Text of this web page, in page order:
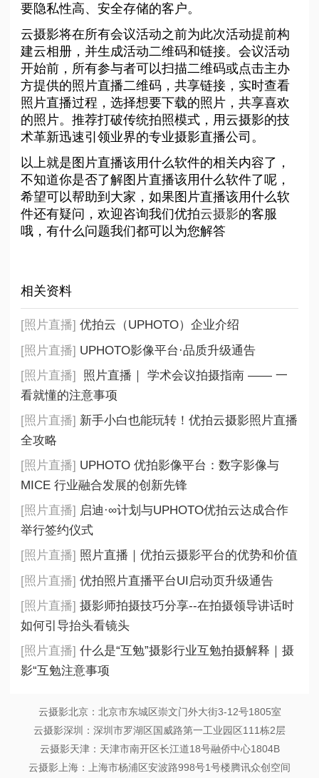
要隐私性高、安全存储的客户。
云摄影将在所有会议活动之前为此次活动提前构
建云相册，并生成活动二维码和链接。会议活动
开始前，所有参与者可以扫描二维码或点击主办
方提供的照片直播二维码，共享链接，实时查看
照片直播过程，选择想要下载的照片，共享喜欢
的照片。推荐打破传统拍照模式，用云摄影的技
术革新迅速引领业界的专业摄影直播公司。
以上就是图片直播该用什么软件的相关内容了，
不知道你是否了解图片直播该用什么软件了呢，
希望可以帮助到大家，如果图片直播该用什么软
件还有疑问，欢迎咨询我们优拍云摄影的客服
哦，有什么问题我们都可以为您解答
相关资料
[照片直播] 优拍云（UPHOTO）企业介绍
[照片直播] UPHOTO影像平台·品质升级通告
[照片直播]
照片直播｜ 学术会议拍摄指南 —— 一
看就懂的注意事项
[照片直播] 新手小白也能玩转！优拍云摄影照片直播
全攻略
[照片直播] UPHOTO 优拍影像平台：数字影像与
MICE 行业融合发展的创新先锋
[照片直播] 启迪·∞计划与UPHOTO优拍云达成合作
举行签约仪式
[照片直播] 照片直播｜优拍云摄影平台的优势和价值
[照片直播] 优拍照片直播平台UI启动页升级通告
[照片直播] 摄影师拍摄技巧分享--在拍摄领导讲话时
如何引导抬头看镜头
[照片直播] 什么是“互勉”摄影行业互勉拍摄解释｜摄
影“互勉注意事项
云摄影北京：北京市东城区崇文门外大街3-12号1805室
云摄影深圳：深圳市罗湖区国威路第一工业园区111栋2层
云摄影天津：天津市南开区长江道18号融侨中心1804B
云摄影上海：上海市杨浦区安波路998号1号楼腾讯众创空间